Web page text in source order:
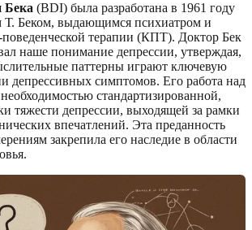
Бека (BDI) была разработана в 1961 году
Т. Беком, выдающимся психиатром и
терапии (КПТ). Доктор Бек
наше понимание депрессии, утверждая,
паттерны играют ключевую
депрессивных симптомов. Его работа над
стандартизированной,
тяжести депрессии, выходящей за рамки
впечатлений. Эта преданность
закрепила его наследие в области